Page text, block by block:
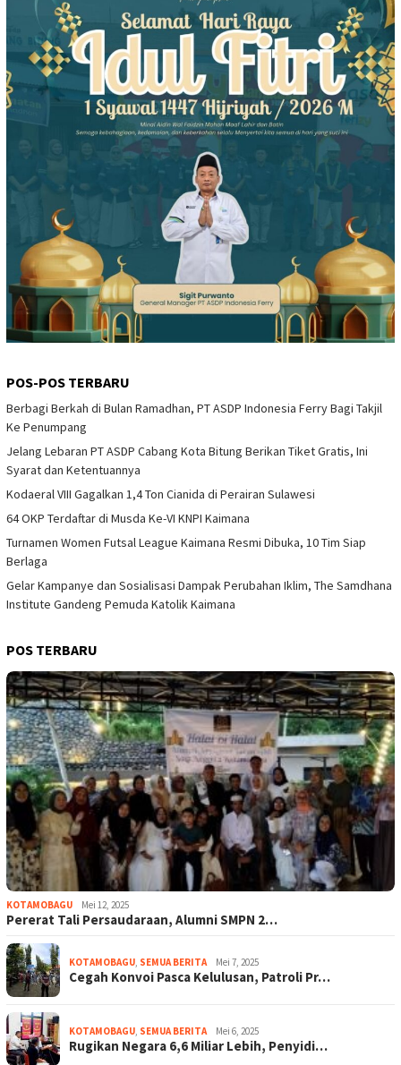
POS-POS TERBARU
Berbagi Berkah di Bulan Ramadhan, PT ASDP Indonesia Ferry Bagi Takjil
Ke Penumpang
Jelang Lebaran PT ASDP Cabang Kota Bitung Berikan Tiket Gratis, Ini
Syarat dan Ketentuannya
Kodaeral VIII Gagalkan 1,4 Ton Cianida di Perairan Sulawesi
64 OKP Terdaftar di Musda Ke-VI KNPI Kaimana
Turnamen Women Futsal League Kaimana Resmi Dibuka, 10 Tim Siap
Berlaga
Gelar Kampanye dan Sosialisasi Dampak Perubahan Iklim, The Samdhana
Institute Gandeng Pemuda Katolik Kaimana
POS TERBARU
KOTAMOBAGU Mei 12, 2025
Pererat Tali Persaudaraan, Alumni SMPN 2…
KOTAMOBAGU SEMUA BERITA Mei 7, 2025
Cegah Konvoi Pasca Kelulusan, Patroli Pr…
KOTAMOBAGU SEMUA BERITA Mei 6, 2025
Rugikan Negara 6,6 Miliar Lebih, Penyidi…